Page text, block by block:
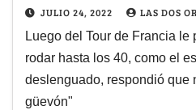
JULIO 24, 2022 LAS DOS
Luego del Tour de Francia le
rodar hasta los 40, como el
deslenguado, respondió que
güevón"